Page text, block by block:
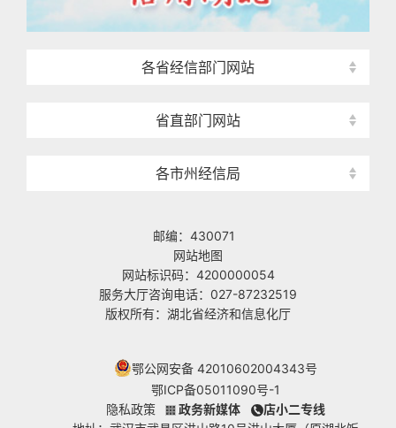
各省经信部门网站
省直部门网站
各市州经信局
邮编：430071
网站地图
网站标识码：4200000054
服务大厅咨询电话：027-87232519
版权所有：湖北省经济和信息化厅
鄂公网安备 42010602004343号
鄂ICP备05011090号-1
隐私政策
政务新媒体
店小二专线